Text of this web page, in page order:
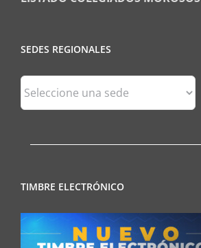
SEDES REGIONALES
Sedes
Regionales
TIMBRE ELECTRÓNICO